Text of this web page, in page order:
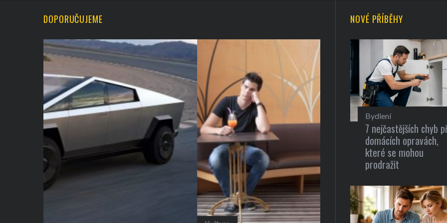
DOPORUČUJEME NOVÉ PŘÍBĚHY
Bydlení
7 nejčastějších chyb
domácích opravách,
které se mohou
prodražit